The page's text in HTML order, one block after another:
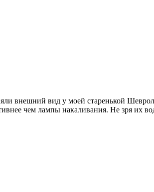
внешний вид у моей старенькой
чем лампы накаливания. Не зря их